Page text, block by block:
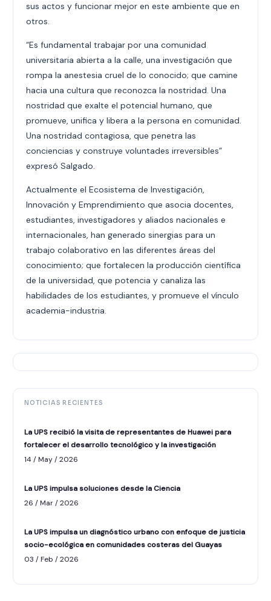
sus actos y funcionar mejor en este ambiente que en
otros.
“Es fundamental trabajar por una comunidad
universitaria abierta a la calle, una investigación que
rompa la anestesia cruel de lo conocido; que camine
hacia una cultura que reconozca la nostridad. Una
nostridad que exalte el potencial humano, que
promueve, unifica y libera a la persona en comunidad.
Una nostridad contagiosa, que penetra las
conciencias y construye voluntades irreversibles”
expresó Salgado.
Actualmente el Ecosistema de Investigación,
Innovación y Emprendimiento que asocia docentes,
estudiantes, investigadores y aliados nacionales e
internacionales, han generado sinergias para un
trabajo colaborativo en las diferentes áreas del
conocimiento; que fortalecen la producción científica
de la universidad, que potencia y canaliza las
habilidades de los estudiantes, y promueve el vínculo
academia-industria.
NOTICIAS RECIENTES
La UPS recibió la visita de representantes de Huawei para
fortalecer el desarrollo tecnológico y la investigación
14 / May / 2026
La UPS impulsa soluciones desde la Ciencia
26 / Mar / 2026
La UPS impulsa un diagnóstico urbano con enfoque de justicia
socio-ecológica en comunidades costeras del Guayas
03 / Feb / 2026
ASISTENTE UPS